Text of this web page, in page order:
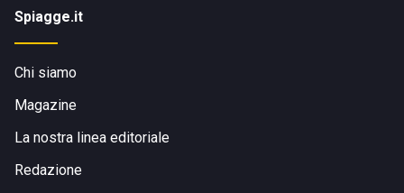
Spiagge.it
Chi siamo
Magazine
La nostra linea editoriale
Redazione